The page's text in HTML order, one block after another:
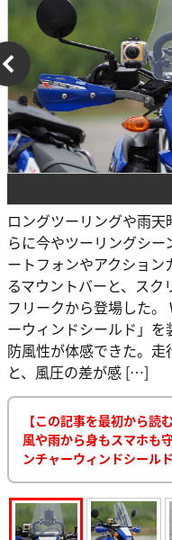
ロングツーリングや雨
らに今やツーリングシ
ートフォンやアクショ
るマウントバーと、ス
フリークから登場した。
ーウィンドシールド」
防風性が体感できた。
と、風圧の差が感 […]
【この記事を最初から読む
風や雨から身もスマホも
ンチャーウィンドシールド